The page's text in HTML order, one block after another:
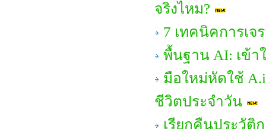
จริงไหม?
7 เทคนิคการเจ
พื้นฐาน AI: เข้า
มือใหม่หัดใช้
ชีวิตประจำวัน
เรียกคืนประวัติ